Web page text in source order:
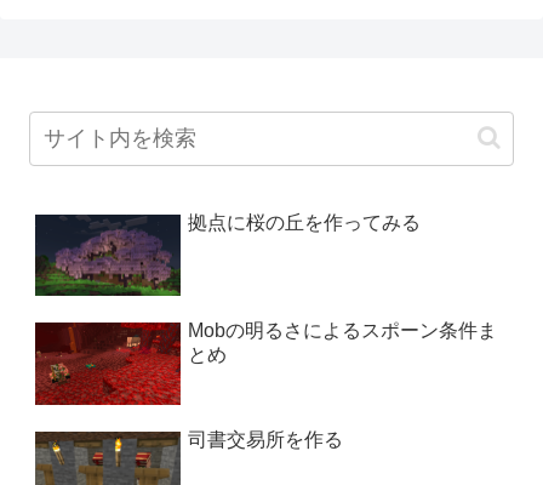
拠点に桜の丘を作ってみる
Mobの明るさによるスポーン条件ま
とめ
司書交易所を作る